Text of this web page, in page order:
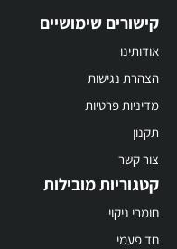
קישורים שימושיים
אודותינו
הצהרת נגישות
מדיניות פרטיות
תקנון
צור קשר
קטגוריות מובילות
חומרי ניקוי
חד פעמי